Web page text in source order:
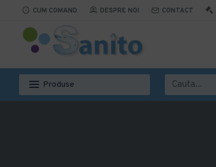
CUM COMAND DESPRE NOI CONTACT
Produse